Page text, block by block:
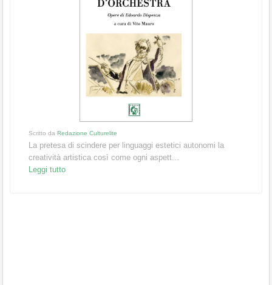
Scritto da Redazione Culturelite
La pretesa di scindere per linguaggi estetici autonomi la
creatività artistica così come ogni aspett...
Leggi tutto